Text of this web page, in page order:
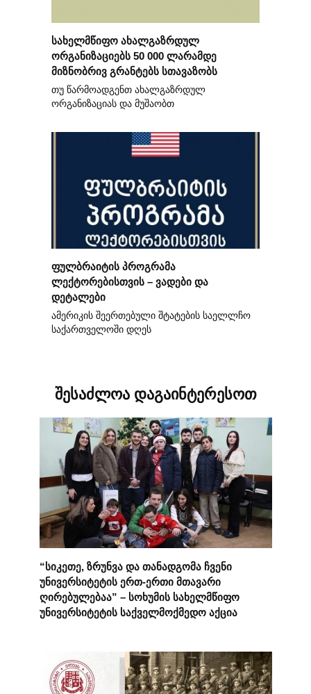
სახელმწიფო ახალგაზრდულ
ორგანიზაციებს 50 000 ლარამდე
მიზნობრივ გრანტებს სთავაზობს
თუ წარმოადგენთ ახალგაზრდულ
ორგანიზაციას და მუშაობთ
ფულბრაიტის პროგრამა
ლექტორებისთვის – ვადები და
დეტალები
ამერიკის შეერთებული შტატების საელლჩო
საქართველოში დღეს
შესაძლოა დაგაინტერესოთ
“სიკეთე, ზრუნვა და თანადგომა ჩვენი
უნივერსიტეტის ერთ-ერთი მთავარი
ღირებულებაა” – სოხუმის სახელმწიფო
უნივერსიტეტის საქველმოქმედო აქცია